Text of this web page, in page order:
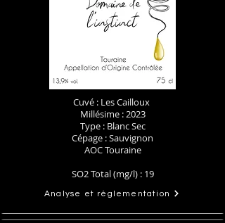
Cuvé : Les Cailloux
Millésime : 2023
Type : Blanc Sec
Cépage : Sauvignon
AOC Touraine
SO2 Total (mg/l) : 19
Analyse et réglementation